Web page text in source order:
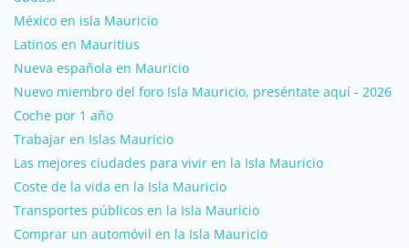
México en isla Mauricio
Latinos en Mauritius
Nueva española en Mauricio
Nuevo miembro del foro Isla Mauricio, preséntate aquí - 2026
Coche por 1 año
Trabajar en Islas Mauricio
Las mejores ciudades para vivir en la Isla Mauricio
Coste de la vida en la Isla Mauricio
Transportes públicos en la Isla Mauricio
Comprar un automóvil en la Isla Mauricio